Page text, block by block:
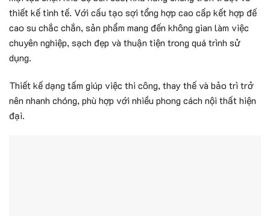
thiết kế tinh tế. Với cấu tạo sợi tổng hợp cao cấp kết hợp đế
cao su chắc chắn, sản phẩm mang đến không gian làm việc
chuyên nghiệp, sạch đẹp và thuận tiện trong quá trình sử
dụng.
Thiết kế dạng tấm giúp việc thi công, thay thế và bảo trì trở
nên nhanh chóng, phù hợp với nhiều phong cách nội thất hiện
đại.